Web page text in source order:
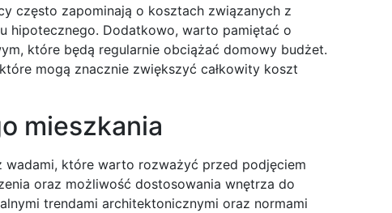
często zapominają o kosztach związanych z
hipotecznego. Dodatkowo, warto pamiętać o
które będą regularnie obciążać domowy budżet.
mogą znacznie zwiększyć całkowity koszt
mieszkania
wadami, które warto rozważyć przed podjęciem
oraz możliwość dostosowania wnętrza do
trendami architektonicznymi oraz normami